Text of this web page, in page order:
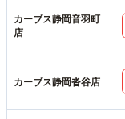
カーブス静岡音羽町
店
カーブス静岡沓谷店